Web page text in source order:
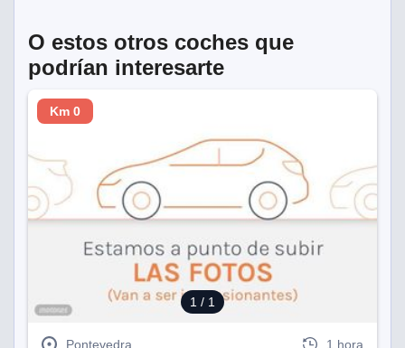
O estos otros coches que
podrían interesarte
1 / 1
Km 0
Pontevedra 1 hora